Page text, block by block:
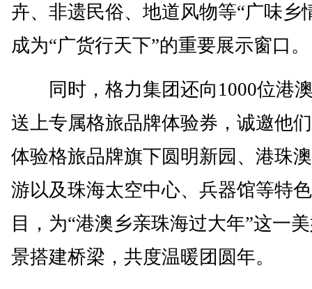
卉、非遗民俗、地道风物等“广味乡
成为“广货行天下”的重要展示窗口。
同时，格力集团还向1000位港
送上专属格旅品牌体验券，诚邀他
体验格旅品牌旗下圆明新园、港珠
游以及珠海太空中心、兵器馆等特
目，为“港澳乡亲珠海过大年”这一
景搭建桥梁，共度温暖团圆年。